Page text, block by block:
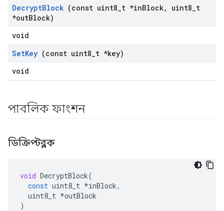
DecryptBlock (const uint8 t *inBlock, uint8 t
*outBlock)
void
SetKey (const uint8 t *key)
void
পাবলিক ফাংশন
ডিক্রিপ্টব্লক
void DecryptBlock(
const uint8_t *inBlock,
uint8_t *outBlock
)